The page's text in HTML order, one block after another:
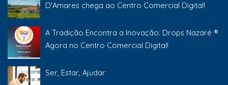
D'Amares chega ao Centro Comercial Digital!
A Tradição Encontra a Inovação: Drops Nazaré ®
Agora no Centro Comercial Digital!
Ser, Estar, Ajudar